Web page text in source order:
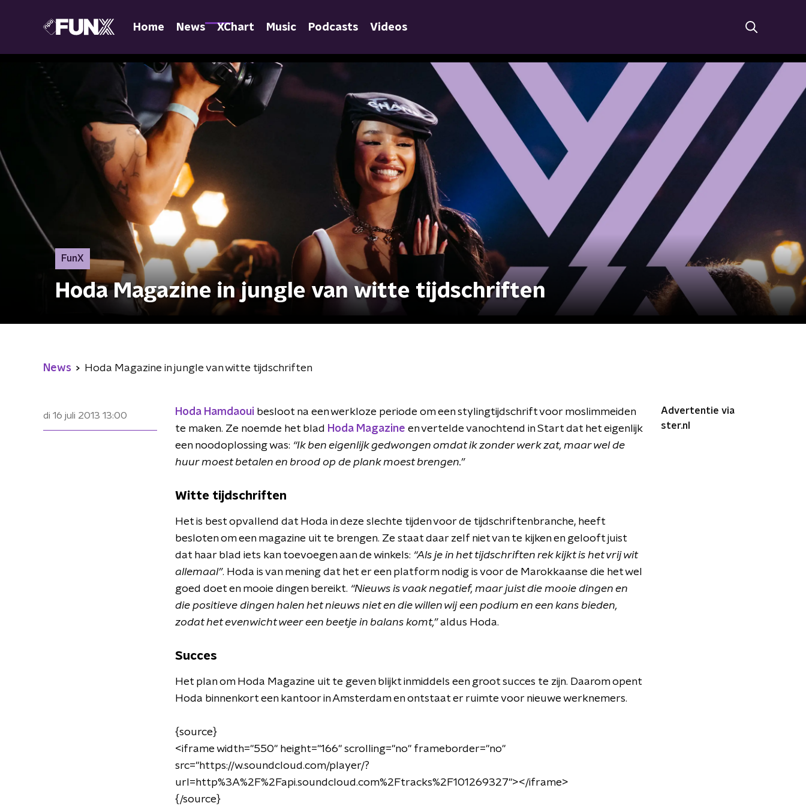
Home News XChart Music Podcasts Videos
FunX
Hoda Magazine in jungle van witte tijdschriften
News Hoda Magazine in jungle van witte tijdschriften
di 16 juli 2013 13:00 Hoda Hamdaoui besloot na een werkloze periode om een stylingtijdschrift voor moslimmeiden
te maken. Ze noemde het blad Hoda Magazine en vertelde vanochtend in Start dat het eigenlijk
een noodoplossing was: “Ik ben eigenlijk gedwongen omdat ik zonder werk zat, maar wel de
huur moest betalen en brood op de plank moest brengen.”
Witte tijdschriften
Het is best opvallend dat Hoda in deze slechte tijden voor de tijdschriftenbranche, heeft
besloten om een magazine uit te brengen. Ze staat daar zelf niet van te kijken en gelooft juist
dat haar blad iets kan toevoegen aan de winkels: “Als je in het tijdschriften rek kijkt is het vrij wit
allemaal”. Hoda is van mening dat het er een platform nodig is voor de Marokkaanse die het wel
goed doet en mooie dingen bereikt. “Nieuws is vaak negatief, maar juist die mooie dingen en
die positieve dingen halen het nieuws niet en die willen wij een podium en een kans bieden,
zodat het evenwicht weer een beetje in balans komt,”aldus Hoda.
Succes
Het plan om Hoda Magazine uit te geven blijkt inmiddels een groot succes te zijn. Daarom opent
Hoda binnenkort een kantoor in Amsterdam en ontstaat er ruimte voor nieuwe werknemers.
{source}
<iframe width="550" height="166" scrolling="no" frameborder="no"
src="https://w.soundcloud.com/player/?
url=http%3A%2F%2Fapi.soundcloud.com%2Ftracks%2F101269327"></iframe>
{/source}
Advertentie via
ster.nl